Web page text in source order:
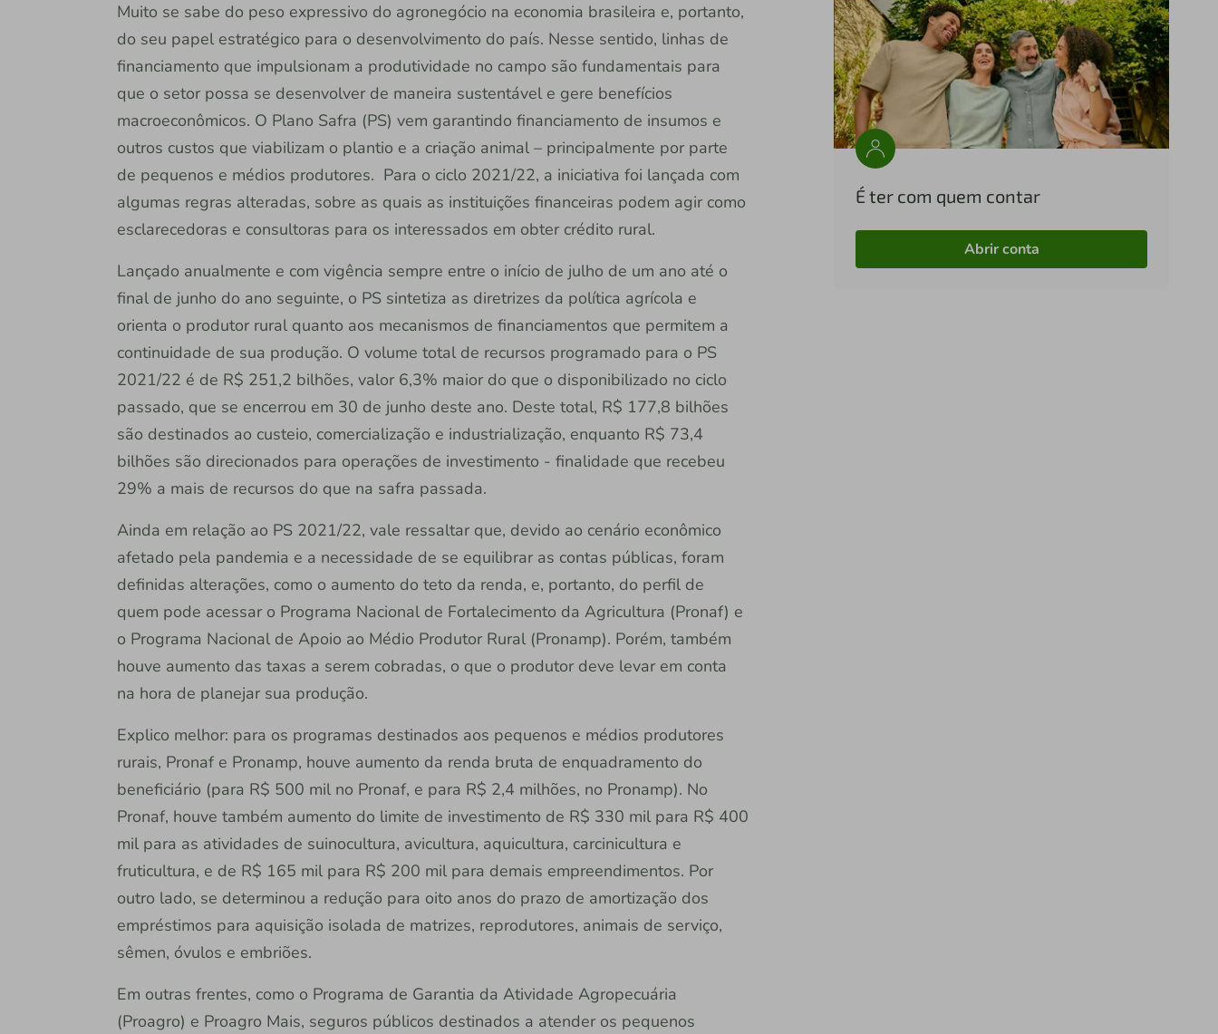
Muito se sabe do peso expressivo do agronegócio na economia brasileira e, portanto,
do seu papel estratégico para o desenvolvimento do país. Nesse sentido, linhas de
financiamento que impulsionam a produtividade no campo são fundamentais para
que o setor possa se desenvolver de maneira sustentável e gere benefícios
macroeconômicos. O Plano Safra (PS) vem garantindo financiamento de insumos e
outros custos que viabilizam o plantio e a criação animal – principalmente por parte
de pequenos e médios produtores. Para o ciclo 2021/22, a iniciativa foi lançada com
algumas regras alteradas, sobre as quais as instituições financeiras podem agir como
esclarecedoras e consultoras para os interessados em obter crédito rural.
Lançado anualmente e com vigência sempre entre o início de julho de um ano até o
final de junho do ano seguinte, o PS sintetiza as diretrizes da política agrícola e
orienta o produtor rural quanto aos mecanismos de financiamentos que permitem a
continuidade de sua produção. O volume total de recursos programado para o PS
2021/22 é de R$ 251,2 bilhões, valor 6,3% maior do que o disponibilizado no ciclo
passado, que se encerrou em 30 de junho deste ano. Deste total, R$ 177,8 bilhões
são destinados ao custeio, comercialização e industrialização, enquanto R$ 73,4
bilhões são direcionados para operações de investimento - finalidade que recebeu
29% a mais de recursos do que na safra passada.
Ainda em relação ao PS 2021/22, vale ressaltar que, devido ao cenário econômico
afetado pela pandemia e a necessidade de se equilibrar as contas públicas, foram
definidas alterações, como o aumento do teto da renda, e, portanto, do perfil de
quem pode acessar o Programa Nacional de Fortalecimento da Agricultura (Pronaf) e
o Programa Nacional de Apoio ao Médio Produtor Rural (Pronamp). Porém, também
houve aumento das taxas a serem cobradas, o que o produtor deve levar em conta
na hora de planejar sua produção.
Explico melhor: para os programas destinados aos pequenos e médios produtores
rurais, Pronaf e Pronamp, houve aumento da renda bruta de enquadramento do
beneficiário (para R$ 500 mil no Pronaf, e para R$ 2,4 milhões, no Pronamp). No
Pronaf, houve também aumento do limite de investimento de R$ 330 mil para R$ 400
mil para as atividades de suinocultura, avicultura, aquicultura, carcinicultura e
fruticultura, e de R$ 165 mil para R$ 200 mil para demais empreendimentos. Por
outro lado, se determinou a redução para oito anos do prazo de amortização dos
empréstimos para aquisição isolada de matrizes, reprodutores, animais de serviço,
sêmen, óvulos e embriões.
Em outras frentes, como o Programa de Garantia da Atividade Agropecuária
(Proagro) e Proagro Mais, seguros públicos destinados a atender os pequenos
É ter com quem contar
Abrir conta